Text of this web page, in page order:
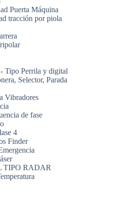
Puerta Máquina
tracción por piola
Tipo Perrila y digital
Selector, Parada
Vibradores
de fase
4
Finder
TIPO RADAR